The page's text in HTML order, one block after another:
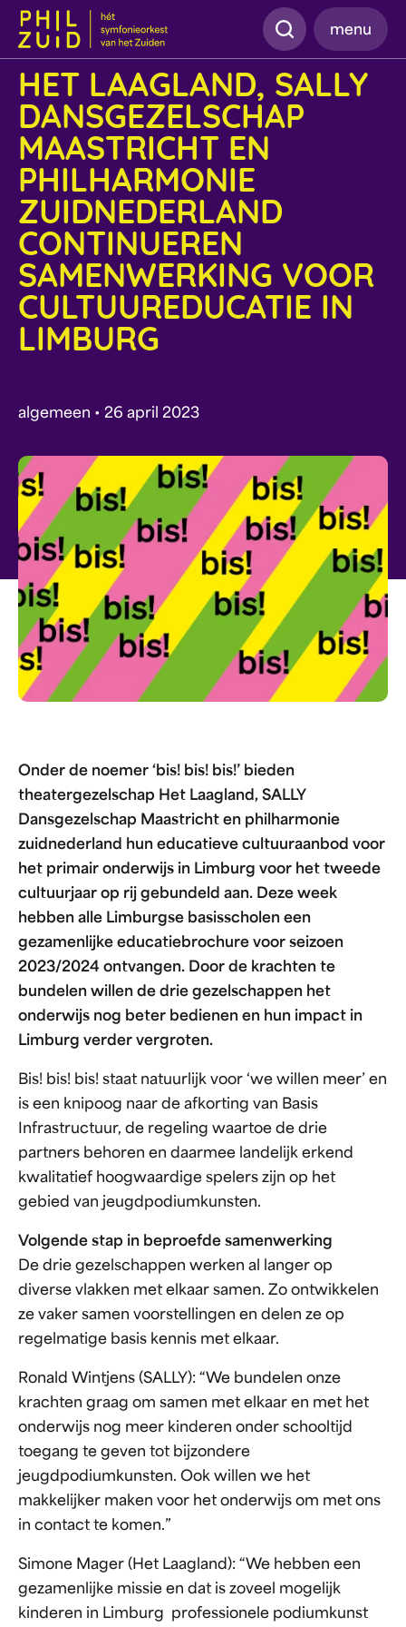
Zoeken
menu
HET LAAGLAND, SALLY
DANSGEZELSCHAP
MAASTRICHT EN
PHILHARMONIE
ZUIDNEDERLAND
CONTINUEREN
SAMENWERKING VOOR
CULTUUREDUCATIE IN
LIMBURG
algemeen • 26 april 2023
Onder de noemer ‘bis! bis! bis!’ bieden
theatergezelschap Het Laagland, SALLY
Dansgezelschap Maastricht en philharmonie
zuidnederland hun educatieve cultuuraanbod voor
het primair onderwijs in Limburg voor het tweede
cultuurjaar op rij gebundeld aan. Deze week
hebben alle Limburgse basisscholen een
gezamenlijke educatiebrochure voor seizoen
2023/2024 ontvangen. Door de krachten te
bundelen willen de drie gezelschappen het
onderwijs nog beter bedienen en hun impact in
Limburg verder vergroten.
Bis! bis! bis! staat natuurlijk voor ‘we willen meer’ en
is een knipoog naar de afkorting van Basis
Infrastructuur, de regeling waartoe de drie
partners behoren en daarmee landelijk erkend
kwalitatief hoogwaardige spelers zijn op het
gebied van jeugdpodiumkunsten.
Volgende stap in beproefde samenwerking
De drie gezelschappen werken al langer op
diverse vlakken met elkaar samen. Zo ontwikkelen
ze vaker samen voorstellingen en delen ze op
regelmatige basis kennis met elkaar.
Ronald Wintjens (SALLY): “We bundelen onze
krachten graag om samen met elkaar en met het
onderwijs nog meer kinderen onder schooltijd
toegang te geven tot bijzondere
jeugdpodiumkunsten. Ook willen we het
makkelijker maken voor het onderwijs om met ons
in contact te komen.”
Simone Mager (Het Laagland): “We hebben een
gezamenlijke missie en dat is zoveel mogelijk
kinderen in Limburg professionele podiumkunst